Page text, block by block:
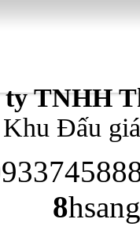
ty TNHH
Khu Đấu
8